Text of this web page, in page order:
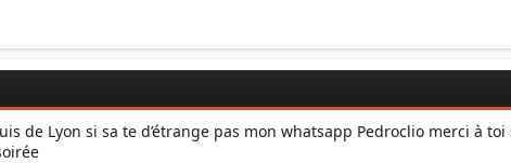
de Lyon si sa te d’étrange pas mon whatsapp Pedroclio merci à toi